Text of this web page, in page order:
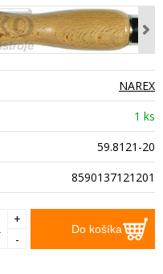
NAREX
1 ks
59.8121-20
8590137121201
Do košíka
+
-